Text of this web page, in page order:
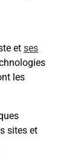
et ses
les
sites et